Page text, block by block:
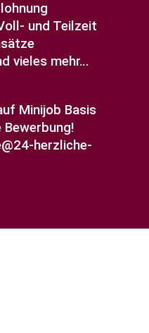
und Teilzeit
vieles mehr…
Minijob Basis
herzliche-